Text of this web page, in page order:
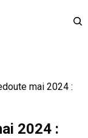
mai 2024 :
2024 :